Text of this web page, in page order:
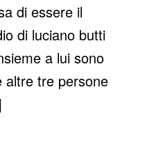
di essere il
di luciano butti
a lui sono
tre persone